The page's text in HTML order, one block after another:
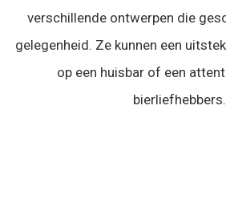
verschillende ontwerpen die
gelegenheid. Ze kunnen een
op een huisbar of een
bierliefhebbers.